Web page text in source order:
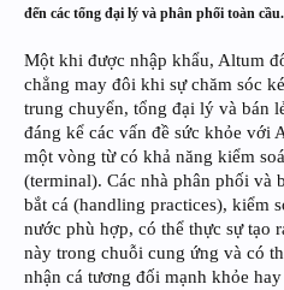
đến các tổng đại lý và phân phối toàn cầu.
Một khi được nhập khẩu, Altum
chẳng may đôi khi sự chăm sóc
trung chuyển, tổng đại lý và bán
đáng kể các vấn đề sức khỏe với
một vòng từ có khả năng kiểm
(terminal). Các nhà phân phối và
bắt cá (handling practices), kiểm
nước phù hợp, có thể thực sự tạo
này trong chuỗi cung ứng và có
nhận cá tương đối mạnh khỏe